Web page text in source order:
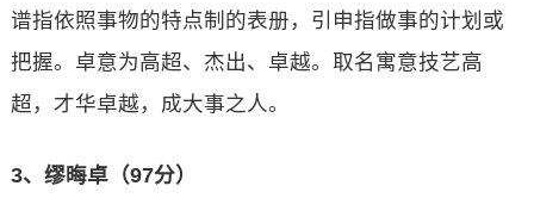
谱指依照事物的特点制的表册，引申指做事的计划或
把握。卓意为高超、杰出、卓越。取名寓意技艺高
超，才华卓越，成大事之人。
3、缪晦卓（97分）